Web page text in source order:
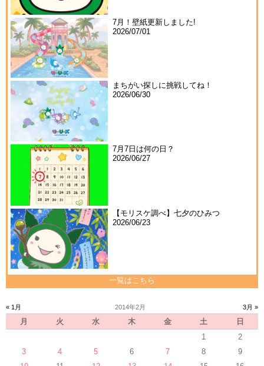
7月！壁紙更新しました!
2026/07/01
まちがい探しに挑戦してね！
2026/06/30
7月7日は何の日？
2026/06/27
【モリスケ調べ】七夕のひみつ
2026/06/23
一覧はこちら
« 1月 2014年2月 3月 »
月 火 水 木 金 土
日
1
2
3
4 5 6 7 8
9